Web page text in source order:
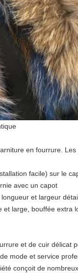
en fourrure.
facile) sur le
avec un capot
et largeur
large, bouffée extra
et de cuir délicat
mode et service
conçoit de